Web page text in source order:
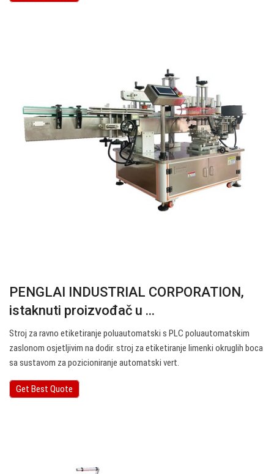
PENGLAI INDUSTRIAL CORPORATION,
istaknuti proizvođač u ...
Stroj za ravno etiketiranje poluautomatski s PLC poluautomatskim
zaslonom osjetljivim na dodir. stroj za etiketiranje limenki okruglih boca
sa sustavom za pozicioniranje automatski vert.
Get Best Quote